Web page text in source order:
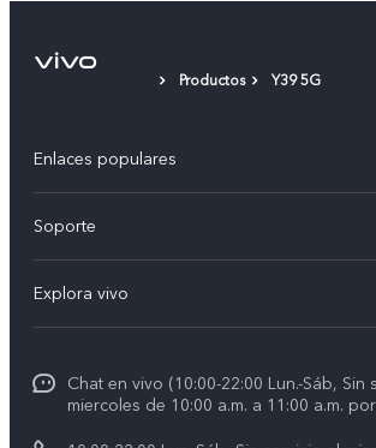
Productos Y39 5G
Enlaces populares
V60 Lite 5G
Y21d
Y38 5G
Soporte
Funtouch OS
Autenticación de IMEI
Explora vivo
La vida en vivo
Acerca de nosotros
Chat en vivo (10:00-22:00 Lun.-Sáb, Sin
miercoles de 10:00 a.m. a 11:00 a.m.